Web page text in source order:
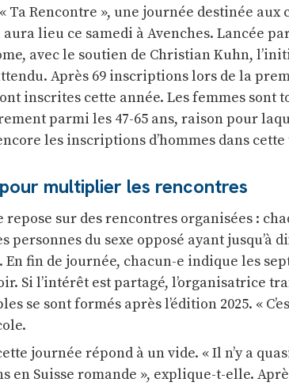
Ta Rencontre », une journée destinée
aura lieu ce samedi à Avenches. Lancée
avec le soutien de Christian Kuhn,
Après 69 inscriptions lors de la
inscrites cette année. Les femmes sont
parmi les 47-65 ans, raison pour
les inscriptions d’hommes dans cette
multiplier les rencontres
repose sur des rencontres organisées :
personnes du sexe opposé ayant jusqu’à
fin de journée, chacun-e indique les
Si l’intérêt est partagé, l’organisatrice
se sont formés après l’édition 2025. «
journée répond à un vide. « Il n’y a
en Suisse romande », explique-t-elle.